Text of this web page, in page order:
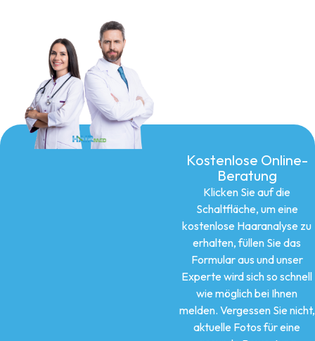
Kostenlose Online-
Beratung
Klicken Sie auf die
Schaltfläche, um eine
kostenlose Haaranalyse zu
erhalten, füllen Sie das
Formular aus und unser
Experte wird sich so schnell
wie möglich bei Ihnen
melden. Vergessen Sie nicht,
aktuelle Fotos für eine